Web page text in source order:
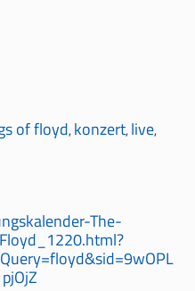
of floyd,konzert,live,
The-